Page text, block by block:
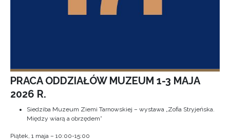
PRACA ODDZIAŁÓW MUZEUM 1-3 MAJA
2026 R.
Siedziba Muzeum Ziemi Tarnowskiej – wystawa „Zofia Stryjeńska.
Między wiarą a obrzędem”
Piątek, 1 maja – 10:00-15:00